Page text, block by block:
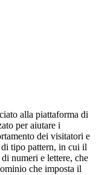
alla piattaforma di
per aiutare i
dei visitatori e
tipo pattern, in cui il
numeri e lettere, che
che imposta il